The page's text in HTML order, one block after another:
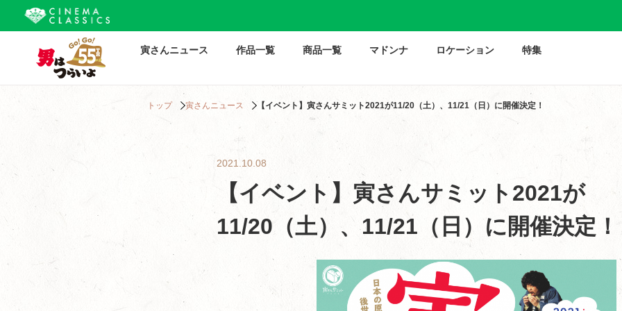
寅さんニュース 作品一覧 商品一覧 マドンナ ロケーション 特集
トップ 寅さんニュース 【イベント】寅さんサミット2021が11/20（土）、11/21（日）に開催決定！
2021.10.08
【イベント】寅さんサミット2021が
11/20（土）、11/21（日）に開催決定！